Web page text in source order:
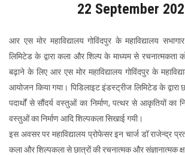
CONTACT
22 September
आर एस मोर महाविद्यालय गोविंदपुर के महाविद्यालय
लिमिटेड के द्वारा कला और शिल्प के माध्यम से रचनात्मकता
बढ़ाने के लिए आर एस मोर महाविद्यालय गोविंदपुर के
आयोजन किया गया। पिडिलाइट इंडस्ट्रीज लिमिटेड के द्वारा
पदार्थों से सौंदर्य वस्तुओं का निर्माण, पत्थर से आकृतियों का
वस्तुओं का निर्माण आदि शिल्पकला सिखाई गयी।
इस अवसर पर महाविद्यालय प्रोफेसर इन चार्ज डॉ राजेन्द्र
कला और शिल्पकला से छात्रों की रचनात्मक और संज्ञानात्मक